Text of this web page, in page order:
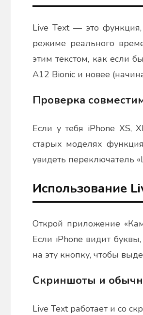
Live Text — это
режиме реального
этим текстом, как если
A12 Bionic и новее
Проверка
Если у тебя iPhone XS,
старых моделях
увидеть переключатель
Использование
Открой приложение
Если iPhone видит
на эту кнопку, чтобы
Скриншоты и
Live Text работает и со